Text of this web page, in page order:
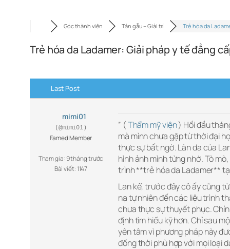
Góc thành viên Tán gẫu – Giải trí Trẻ hóa da
Trẻ hóa da Ladamer: Giải pháp y tế đẳng
Last Post
mimi01
(@mimi01)
Famed Member
Tham gia: 9 tháng trước
Bài viết: 1147
” (Thẩm mỹ viện) Hồi đầu
mà mình chưa gặp từ thời đại
thực sự bất ngờ. Làn da của
hình ảnh mình từng nhớ. Tò
trình **trẻ hóa da Ladamer**
Lan kể, trước đây cô ấy cũng
nạ tự nhiên đến các liệu trình
chưa thực sự thuyết phục.
định tìm hiểu kỹ hơn. Chỉ sau
yên tâm vì phương pháp này
đồng thời phù hợp với mọi loại